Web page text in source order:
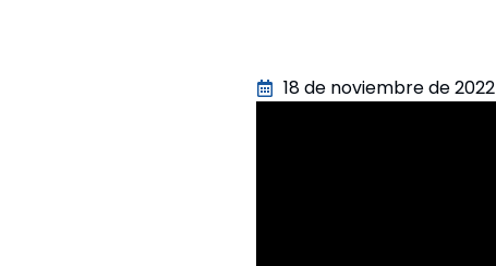
18 de noviembre de 2022